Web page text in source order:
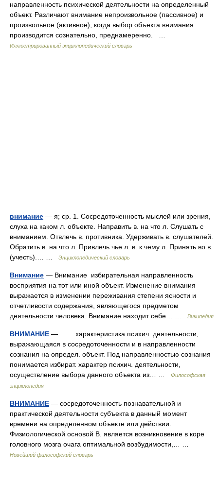
направленность психической деятельности на определенный
объект. Различают внимание непроизвольное (пассивное) и
произвольное (активное), когда выбор объекта внимания
производится сознательно, преднамеренно. …
Иллюстрированный энциклопедический словарь
внимание — я; ср. 1. Сосредоточенность мыслей или зрения,
слуха на каком л. объекте. Направить в. на что л. Слушать с
вниманием. Отвлечь в. противника. Удерживать в. слушателей.
Обратить в. на что л. Привлечь чье л. в. к чему л. Принять во в.
(учесть).… …
Энциклопедический словарь
Внимание — Внимание избирательная направленность
восприятия на тот или иной объект. Изменение внимания
выражается в изменении переживания степени ясности и
отчетливости содержания, являющегося предметом
деятельности человека. Внимание находит себе… …
Википедия
ВНИМАНИЕ — характеристика психич. деятельности,
выражающаяся в сосредоточенности и в направленности
сознания на определ. объект. Под направленностью сознания
понимается избират. характер психич. деятельности,
осуществление выбора данного объекта из… …
Философская
энциклопедия
ВНИМАНИЕ — сосредоточенность познавательной и
практической деятельности субъекта в данный момент
времени на определенном объекте или действии.
Физиологической основой В. является возникновение в коре
головного мозга очага оптимальной возбудимости,… …
Новейший философский словарь